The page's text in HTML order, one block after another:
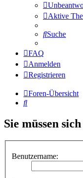
Aktive
Suche
FAQ
Anmelden
Registrieren
Foren-Übersicht
Suche
Sie müssen
Benutzername: